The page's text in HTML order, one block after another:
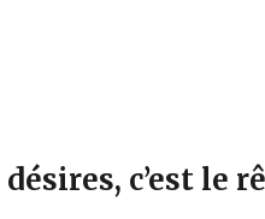
c’est le